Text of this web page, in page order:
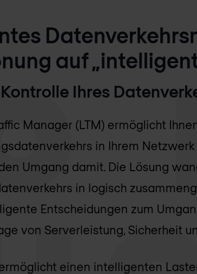
auf
Ihres
Manager (LTM) ermöglicht
in Ihrem
Umgang damit. Die Lösung
in logisch
Entscheidungen zum
von Serverleistung, Sicherheit
ermöglicht einen intelligenten